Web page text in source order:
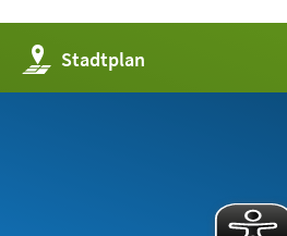
Stadtplan
(Öffnet
in
einem